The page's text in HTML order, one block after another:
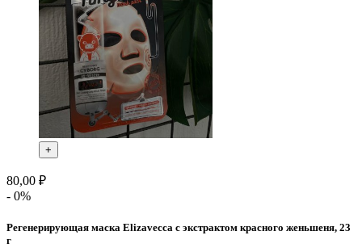
+
80,00 ₽
- 0%
Регенерирующая маска Elizavecca с экстрактом красного женьшеня, 23
г